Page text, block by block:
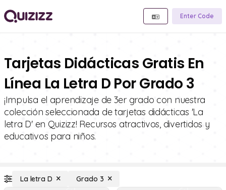
Enter Code
Tarjetas Didácticas Gratis En
Línea La Letra D Por Grado 3
¡Impulsa el aprendizaje de 3er grado con nuestra
colección seleccionada de tarjetas didácticas 'La
letra D' en Quizizz! Recursos atractivos, divertidos y
educativos para niños.
La letra D Grado 3